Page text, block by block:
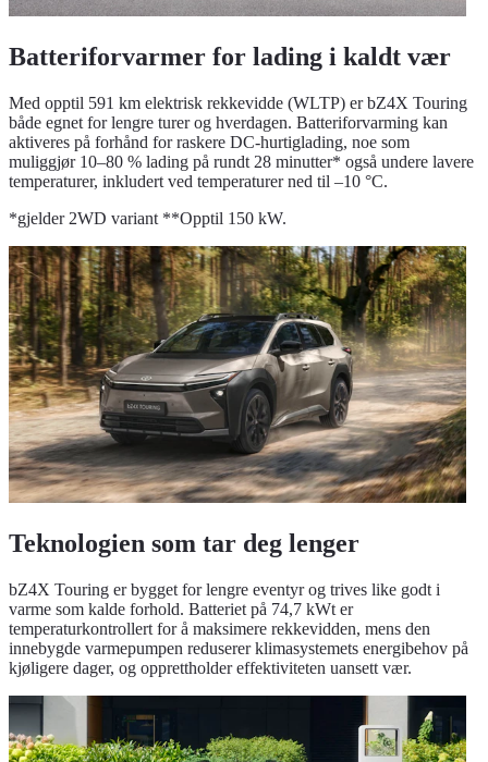
Batteriforvarmer for lading i kaldt vær
Med opptil 591 km elektrisk rekkevidde (WLTP) er bZ4X Touring
både egnet for lengre turer og hverdagen. Batteriforvarming kan
aktiveres på forhånd for raskere DC-hurtiglading, noe som
muliggjør 10–80 % lading på rundt 28 minutter* også undere lavere
temperaturer, inkludert ved temperaturer ned til –10 °C.
*gjelder 2WD variant **Opptil 150 kW.
Teknologien som tar deg lenger
bZ4X Touring er bygget for lengre eventyr og trives like godt i
varme som kalde forhold. Batteriet på 74,7 kWt er
temperaturkontrollert for å maksimere rekkevidden, mens den
innebygde varmepumpen reduserer klimasystemets energibehov på
kjøligere dager, og opprettholder effektiviteten uansett vær.